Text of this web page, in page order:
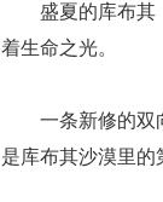
盛夏的库布其
着生命之光。
一条新修的双
是库布其沙漠里的